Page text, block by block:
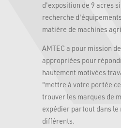
d'exposition de 9 acres
recherche
matière de machines
AMTEC a pour mission
appropriées pour
hautement motivées
"mettre à votre portée
trouver les marques de
expédier partout dans le
différents.